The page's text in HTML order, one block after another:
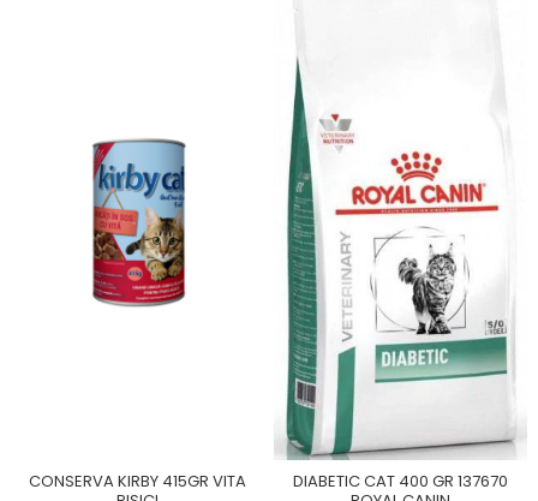
CONSERVA KIRBY 415GR VITA
DIABETIC CAT 400 GR 137670